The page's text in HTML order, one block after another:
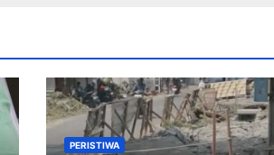
PERISTIWA